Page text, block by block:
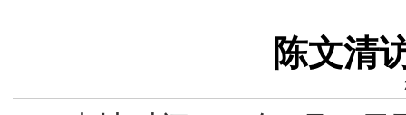
陈文清